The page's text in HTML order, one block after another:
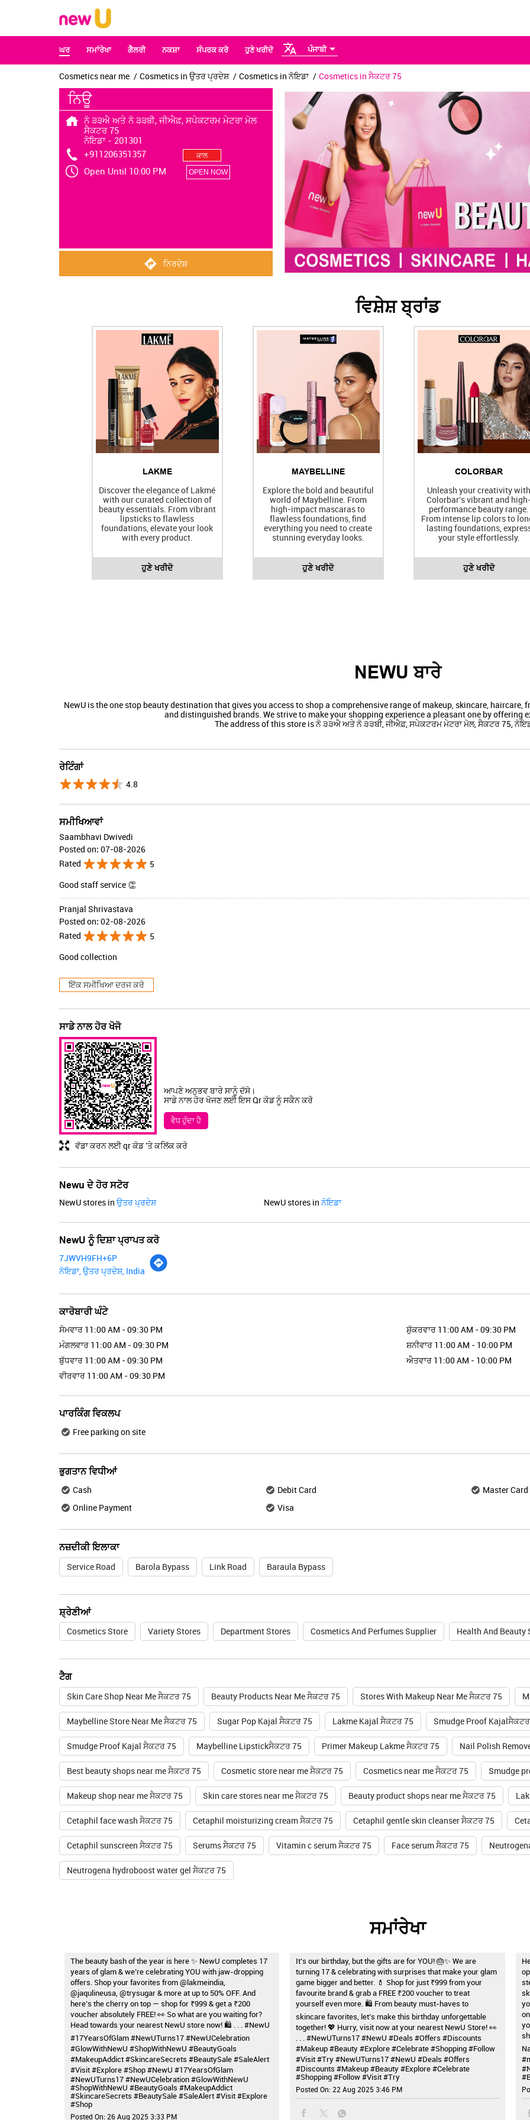
ਘਰ ਸਮਾਂਰੇਖਾ ਗੈਲਰੀ ਨਕਸ਼ਾ ਸੰਪਰਕ ਕਰੋ ਹੁਣੇ ਖਰੀਦੋ ਪੰਜਾਬੀ
Cosmetics near me Cosmetics in ਉਤਰ ਪ੍ਰਦੇਸ਼ Cosmetics in ਨੋਇਡਾ Cosmetics in ਸੈਕਟਰ 75
ਨਿਊ
ਨੋ ੩੩ਐ ਅਤੇ ਨੋ ੩੩ਬੀ, ਜੀਐਫ਼, ਸਪੇਕਟਰਮ ਮੇਟਰਾ ਮੋਲ
ਸੈਕਟਰ 75
ਨੋਇਡਾ- 201301
+911206351357
ਕਾਲ
Open Until 10:00 PM OPEN NOW
ਨਿਰਦੇਸ਼
ਵਿਸ਼ੇਸ਼ ਬ੍ਰਾਂਡ
LAKME
Discover the elegance of Lakmé
with our curated collection of
beauty essentials. From vibrant
lipsticks to flawless
foundations, elevate your look
with every product.
ਹੁਣੇ ਖਰੀਦੋ
MAYBELLINE
Explore the bold and beautiful
world of Maybelline. From
high-impact mascaras to
flawless foundations, find
everything you need to create
stunning everyday looks.
ਹੁਣੇ ਖਰੀਦੋ
COLORBAR
Unleash your creativity with
Colorbar's vibrant and
performance beauty range.
From intense lip colors to
lasting foundations,
your style effortlessly.
ਹੁਣੇ ਖਰੀਦੋ
NEWU ਬਾਰੇ
NewU is the one stop beauty destination that gives you access to shop a comprehensive range of makeup, skincare,
and distinguished brands. We strive to make your shopping experience a pleasant one by offering
The address of this store is ਨੋ ੩੩ਐ ਅਤੇ ਨੋ ੩੩ਬੀ, ਜੀਐਫ਼, ਸਪੇਕਟਰਮ ਮੇਟਰਾ ਮੋਲ, ਸੈਕਟਰ 75,
ਰੇਟਿੰਗਾਂ
4.8
ਸਮੀਖਿਆਵਾਂ
Saambhavi Dwivedi
Posted on: 07-08-2026
Rated
5
Good staff service 👏
Pranjal Shrivastava
Posted on: 02-08-2026
Rated
5
Good collection
ਇੱਕ ਸਮੀਖਿਆ ਦਰਜ ਕਰੋ
ਸਾਡੇ ਨਾਲ ਹੋਰ ਖੋਜੋ
ਵੱਡਾ ਕਰਨ ਲਈ qr ਕੋਡ 'ਤੇ ਕਲਿੱਕ ਕਰੋ
ਆਪਣੇ ਅਨੁਭਵ ਬਾਰੇ ਸਾਨੂੰ ਦੱਸੋ।
ਸਾਡੇ ਨਾਲ ਹੋਰ ਖੋਜਣ ਲਈ ਇਸ Qr ਕੋਡ ਨੂੰ ਸਕੈਨ ਕਰੋ
ਵੈਧ ਹੁੰਦਾ ਹੈ
Newu ਦੇ ਹੋਰ ਸਟੋਰ
NewU stores in ਉਤਰ ਪ੍ਰਦੇਸ਼ NewU stores in ਨੋਇਡਾ
NewU ਨੂੰ ਦਿਸ਼ਾ ਪ੍ਰਾਪਤ ਕਰੋ
7JWVH9FH+6P
ਨੋਇਡਾ, ਉਤਰ ਪ੍ਰਦੇਸ਼, India
ਕਾਰੋਬਾਰੀ ਘੰਟੇ
ਸੋਮਵਾਰ 11:00 AM - 09:30 PM
ਮੰਗਲਵਾਰ 11:00 AM - 09:30 PM
ਬੁੱਧਵਾਰ 11:00 AM - 09:30 PM
ਵੀਰਵਾਰ 11:00 AM - 09:30 PM
ਸ਼ੁੱਕਰਵਾਰ 11:00 AM - 09:30 PM
ਸ਼ਨੀਵਾਰ 11:00 AM - 10:00 PM
ਐਤਵਾਰ 11:00 AM - 10:00 PM
ਪਾਰਕਿੰਗ ਵਿਕਲਪ
Free parking on site
ਭੁਗਤਾਨ ਵਿਧੀਆਂ
Cash Debit Card
Master Card
Online Payment
Visa
ਨਜ਼ਦੀਕੀ ਇਲਾਕਾ
Service Road Barola Bypass Link Road Baraula Bypass
ਸ਼੍ਰੇਣੀਆਂ
Cosmetics Store Variety Stores Department Stores Cosmetics And Perfumes Supplier Health And Beauty
ਟੈਗ
Skin Care Shop Near Me ਸੈਕਟਰ 75 Beauty Products Near Me ਸੈਕਟਰ 75 Stores With Makeup Near Me ਸੈਕਟਰ 75
Maybelline Store Near Me ਸੈਕਟਰ 75 Sugar Pop Kajal ਸੈਕਟਰ 75 Lakme Kajal ਸੈਕਟਰ 75 Smudge Proof
Smudge Proof Kajal ਸੈਕਟਰ 75 Maybelline Lipstickਸੈਕਟਰ 75 Primer Makeup Lakme ਸੈਕਟਰ 75 Nail Polish
Best beauty shops near me ਸੈਕਟਰ 75 Cosmetic store near me ਸੈਕਟਰ 75 Cosmetics near me ਸੈਕਟਰ 75 Smudge
Makeup shop near me ਸੈਕਟਰ 75 Skin care stores near me ਸੈਕਟਰ 75 Beauty product shops near me ਸੈਕਟਰ 75
Cetaphil face wash ਸੈਕਟਰ 75 Cetaphil moisturizing cream ਸੈਕਟਰ 75 Cetaphil gentle skin cleanser ਸੈਕਟਰ 75
Cetaphil sunscreen ਸੈਕਟਰ 75 Serums ਸੈਕਟਰ 75 Vitamin c serum ਸੈਕਟਰ 75 Face serum ਸੈਕਟਰ 75
Neutrogena hydroboost water gel ਸੈਕਟਰ 75
ਸਮਾਂਰੇਖਾ
The beauty bash of the year is here ✨ NewU completes 17
years of glam & we’re celebrating YOU with jaw-dropping
offers. Shop your favorites from @lakmeindia,
@jaqulineusa, @trysugar & more at up to 50% OFF. And
here’s the cherry on top — shop for ₹999 & get a ₹200
voucher absolutely FREE! 👀 So what are you waiting for?
Head towards your nearest NewU store now! 🛍️ . . . #NewU
#17YearsOfGlam #NewUTurns17 #NewUCelebration
#GlowWithNewU #ShopWithNewU #BeautyGoals
#MakeupAddict #SkincareSecrets #BeautySale #SaleAlert
#Visit #Explore #Shop#NewU #17YearsOfGlam
#NewUTurns17#NewUCelebration#GlowWithNewU
#ShopWithNewU #BeautyGoals #MakeupAddict
#SkincareSecrets #BeautySale#SaleAlert#Visit#Explore
#Shop
Posted On: 26 Aug 2025 3:33 PM
It’s our birthday, but the gifts are for YOU! 🎂✨ We are
turning 17 & celebrating with surprises that make your glam
game bigger and better. 💄 Shop for just ₹999 from your
favourite brand & grab a FREE ₹200 voucher to treat
yourself even more. 🛍️ From beauty must-haves to
skincare favorites, let’s make this birthday unforgettable
together! 💖 Hurry, visit now at your nearest NewU Store! 👀
. . . #NewUTurns17 #NewU #Deals #Offers #Discounts
#Makeup #Beauty #Explore #Celebrate #Shopping #Follow
#Visit #Try#NewUTurns17#NewU #Deals #Offers
#Discounts #Makeup#Beauty#Explore#Celebrate
#Shopping#Follow#Visit#Try
Posted On: 22 Aug 2025 3:46 PM